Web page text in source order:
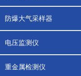
防爆大气采样器
电压监测仪
重金属检测仪